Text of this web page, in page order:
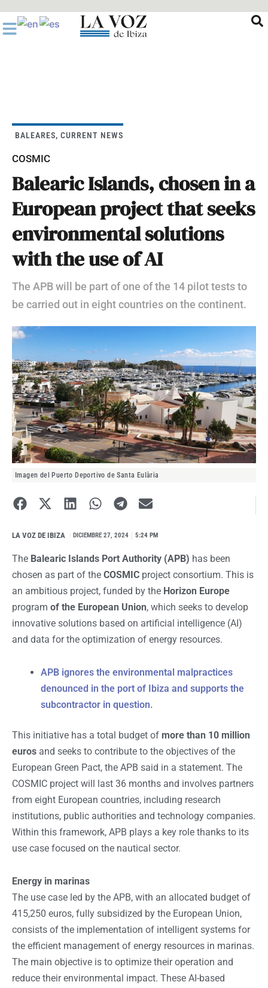
al
contenido
BALEARES, CURRENT NEWS
COSMIC
Balearic Islands, chosen in a
European project that seeks
environmental solutions
with the use of AI
The APB will be part of one of the 14 pilot tests to
be carried out in eight countries on the continent.
Imagen del Puerto Deportivo de Santa Eulària
LA VOZ DE IBIZA DICIEMBRE 27, 2024 5:24 PM
The Balearic Islands Port Authority (APB) has been
chosen as part of the COSMIC project consortium. This is
an ambitious project, funded by the Horizon Europe
program of the European Union, which seeks to develop
innovative solutions based on artificial intelligence (AI)
and data for the optimization of energy resources.
APB ignores the environmental malpractices
denounced in the port of Ibiza and supports the
subcontractor in question.
This initiative has a total budget of more than 10 million
euros and seeks to contribute to the objectives of the
European Green Pact, the APB said in a statement. The
COSMIC project will last 36 months and involves partners
from eight European countries, including research
institutions, public authorities and technology companies.
Within this framework, APB plays a key role thanks to its
use case focused on the nautical sector.
Energy in marinas
The use case led by the APB, with an allocated budget of
415,250 euros, fully subsidized by the European Union,
consists of the implementation of intelligent systems for
the efficient management of energy resources in marinas.
The main objective is to optimize their operation and
reduce their environmental impact. These AI-based